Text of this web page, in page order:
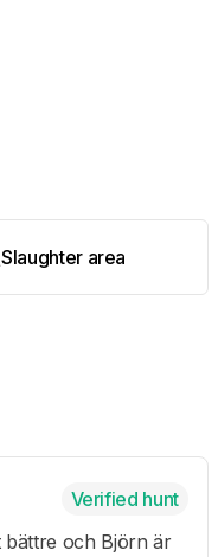
Slaughter area
Verified hunt
bättre och Björn är